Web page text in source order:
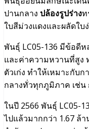
ปานกลาง ปล้องรูปร่างท
ใบสีม่วงแดงและผลัดใบ
พันธุ์ LC05-136 มีข้อดีห
และค่าความหวานที่สูง
ตัวเก่ง ทำให้เหมาะกั
กลางทั่วทุกภูมิภาค เช่น
ในปี 2566 พันธุ์ LC05-
ไปแล้วมากกว่า 1.67 ล้